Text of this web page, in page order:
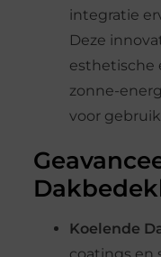
integratie
Deze
esthetische
zonne-
voor
Koelende